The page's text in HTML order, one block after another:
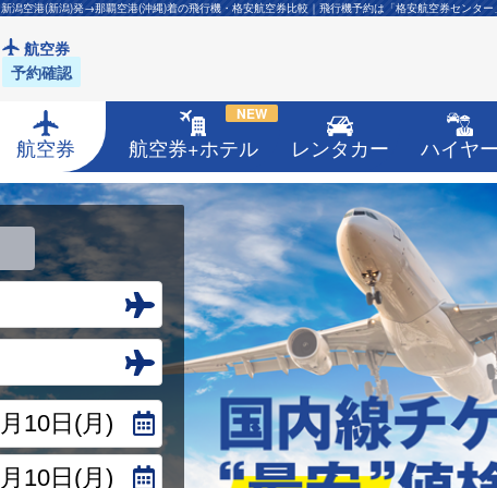
新潟空港(新潟)発→那覇空港(沖縄)着の飛行機・格安航空券比較｜飛行機予約は「格安航空券センター
航空券
予約確認
航空券 航空券+ホテル
NEW
レンタカー ハイヤ